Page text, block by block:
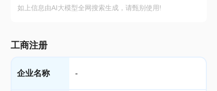
如上信息由AI大模型全网搜索生成，请甄别使用!
工商注册
企业名称 -